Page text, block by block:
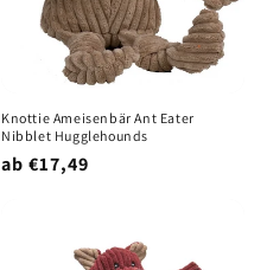
Knottie Ameisenbär Ant Eater
Nibblet Hugglehounds
Normaler
ab €17,49